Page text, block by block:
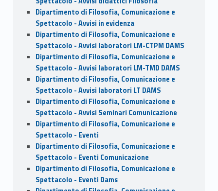
Dipartimento di Filosofia, Comunicazione e
Spettacolo - Avvisi in evidenza
Dipartimento di Filosofia, Comunicazione e
Spettacolo - Avvisi laboratori LM-CTPM DAMS
Dipartimento di Filosofia, Comunicazione e
Spettacolo - Avvisi laboratori LM-TMD DAMS
Dipartimento di Filosofia, Comunicazione e
Spettacolo - Avvisi laboratori LT DAMS
Dipartimento di Filosofia, Comunicazione e
Spettacolo - Avvisi Seminari Comunicazione
Dipartimento di Filosofia, Comunicazione e
Spettacolo - Eventi
Dipartimento di Filosofia, Comunicazione e
Spettacolo - Eventi Comunicazione
Dipartimento di Filosofia, Comunicazione e
Spettacolo - Eventi Dams